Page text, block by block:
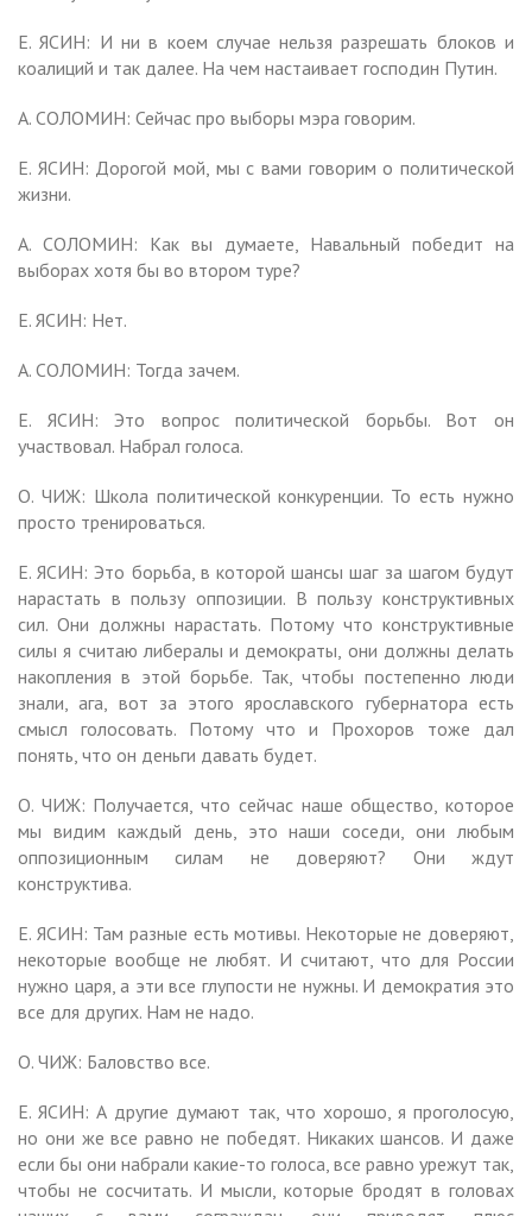
Е. ЯСИН: И ни в коем случае нельзя разрешать блоков и
коалиций и так далее. На чем настаивает господин Путин.
А. СОЛОМИН: Сейчас про выборы мэра говорим.
Е. ЯСИН: Дорогой мой, мы с вами говорим о политической
жизни.
А. СОЛОМИН: Как вы думаете, Навальный победит на
выборах хотя бы во втором туре?
Е. ЯСИН: Нет.
А. СОЛОМИН: Тогда зачем.
Е. ЯСИН: Это вопрос политической борьбы. Вот он
участвовал. Набрал голоса.
О. ЧИЖ: Школа политической конкуренции. То есть нужно
просто тренироваться.
Е. ЯСИН: Это борьба, в которой шансы шаг за шагом будут
нарастать в пользу оппозиции. В пользу конструктивных
сил. Они должны нарастать. Потому что конструктивные
силы я считаю либералы и демократы, они должны делать
накопления в этой борьбе. Так, чтобы постепенно люди
знали, ага, вот за этого ярославского губернатора есть
смысл голосовать. Потому что и Прохоров тоже дал
понять, что он деньги давать будет.
О. ЧИЖ: Получается, что сейчас наше общество, которое
мы видим каждый день, это наши соседи, они любым
оппозиционным силам не доверяют? Они ждут
конструктива.
Е. ЯСИН: Там разные есть мотивы. Некоторые не доверяют,
некоторые вообще не любят. И считают, что для России
нужно царя, а эти все глупости не нужны. И демократия это
все для других. Нам не надо.
О. ЧИЖ: Баловство все.
Е. ЯСИН: А другие думают так, что хорошо, я проголосую,
но они же все равно не победят. Никаких шансов. И даже
если бы они набрали какие-то голоса, все равно урежут так,
чтобы не сосчитать. И мысли, которые бродят в головах